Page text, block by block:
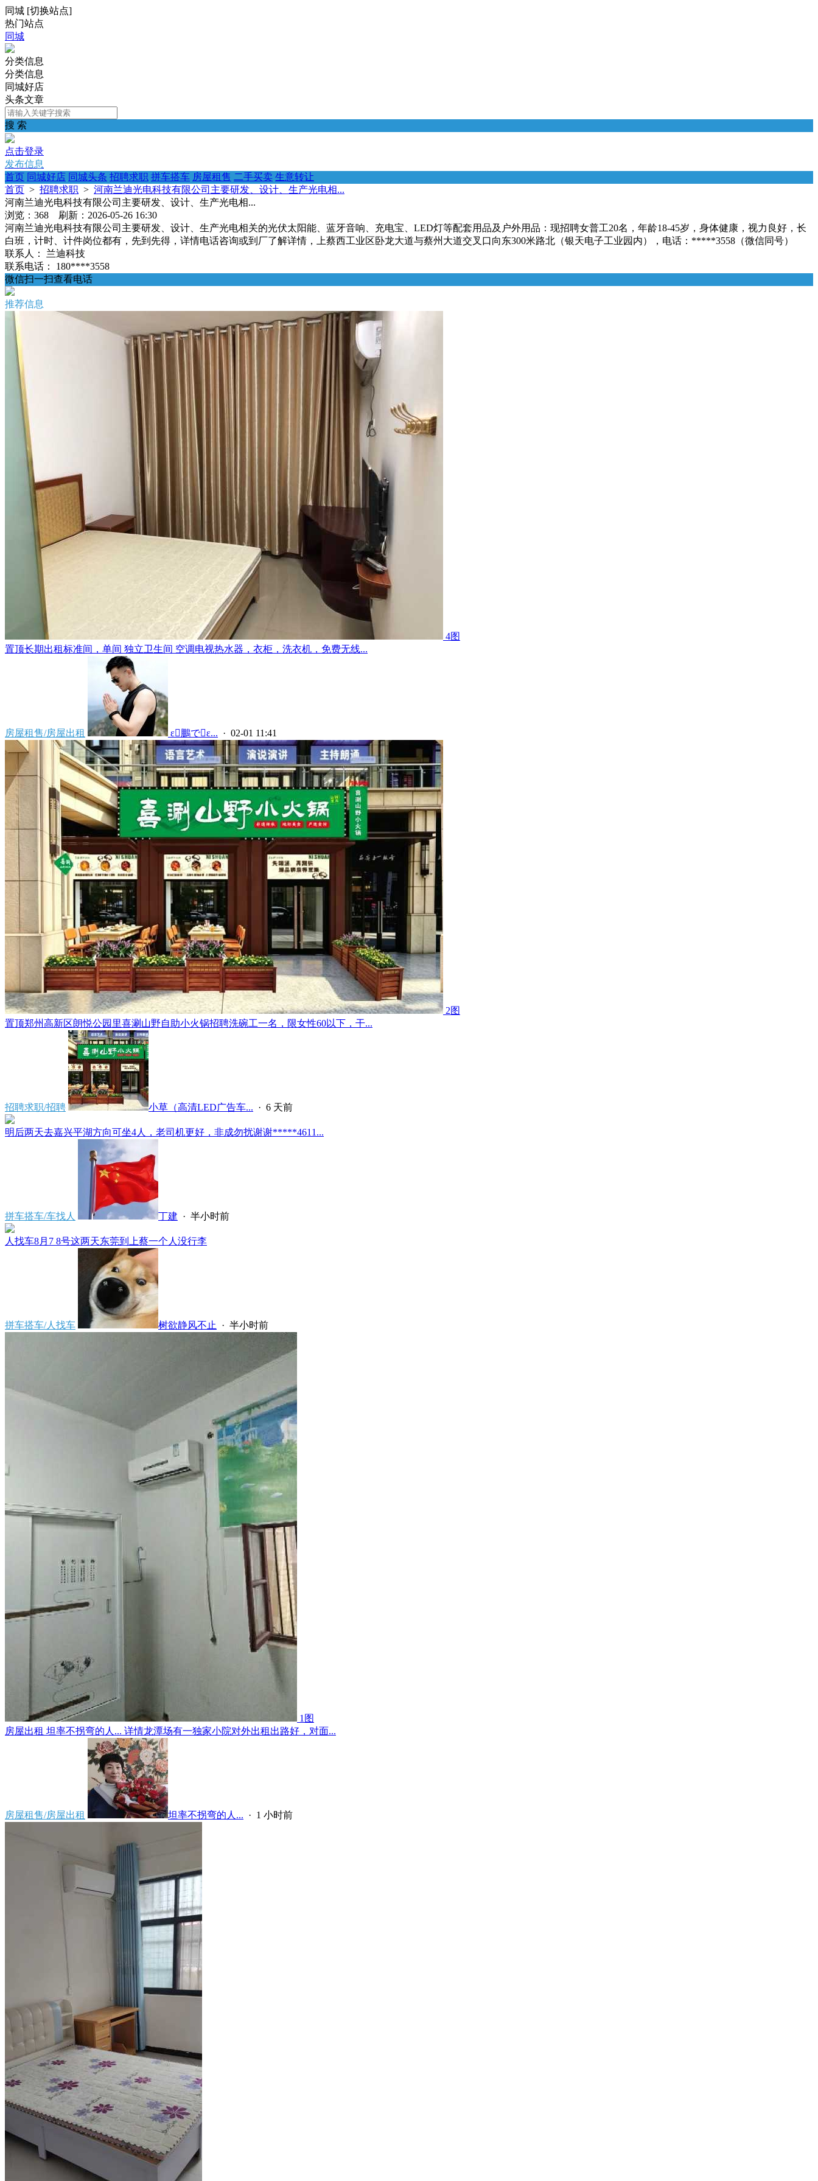
同城 [切换站点]
热门站点
同城
分类信息
分类信息
同城好店
头条文章
搜 索
点击登录
发布信息
首页 同城好店 同城头条 招聘求职 拼车搭车 房屋租售 二手买卖 生意转让
首页 > 招聘求职 > 河南兰迪光电科技有限公司主要研发、设计、生产光电相...
河南兰迪光电科技有限公司主要研发、设计、生产光电相...
浏览：368 刷新：2026-05-26 16:30
河南兰迪光电科技有限公司主要研发、设计、生产光电相关的光伏太阳能、蓝牙音响、充电宝、LED灯等配套用品及户外用品：现招聘女普工20名，年龄18-45岁，身体健康，视力良好，长
白班，计时、计件岗位都有，先到先得，详情电话咨询或到厂了解详情，上蔡西工业区卧龙大道与蔡州大道交叉口向东300米路北（银天电子工业园内），电话：*****3558（微信同号）
联系人：
兰迪科技
联系电话：
180****3558
微信扫一扫查看电话
推荐信息
4图
置顶长期出租标准间，单间 独立卫生间 空调电视热水器，衣柜，洗衣机，免费无线...
房屋租售/房屋出租  ε鵬でε... · 02-01 11:41
2图
置顶郑州高新区朗悦公园里喜涮山野自助小火锅招聘洗碗工一名，限女性60以下，干...
招聘求职/招聘 小草（高清LED广告车... · 6 天前
明后两天去嘉兴平湖方向可坐4人，老司机更好，非成勿扰谢谢*****4611...
拼车搭车/车找人 丁建 · 半小时前
人找车8月7 8号这两天东莞到上蔡一个人没行李
拼车搭车/人找车 树欲静风不止 · 半小时前
1图
房屋出租 坦率不拐弯的人... 详情龙潭场有一独家小院对外出租出路好，对面...
房屋租售/房屋出租 坦率不拐弯的人... · 1 小时前